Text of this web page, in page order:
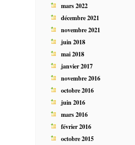
mars 2022
décembre 2021
novembre 2021
juin 2018
mai 2018
janvier 2017
novembre 2016
octobre 2016
juin 2016
mars 2016
février 2016
octobre 2015